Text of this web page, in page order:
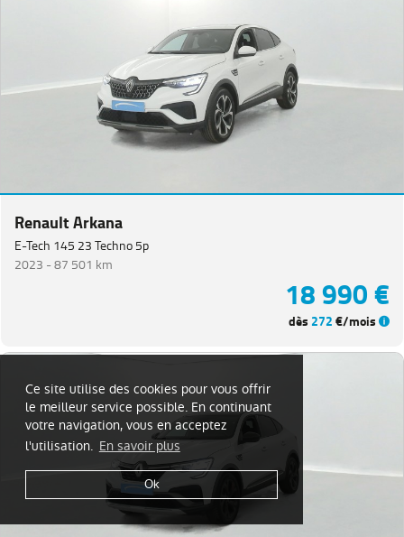
Ce site utilise des cookies pour vous offrir
le meilleur service possible. En continuant
votre navigation, vous en acceptez
l'utilisation. En savoir plus
Ok
Renault Arkana
E-Tech 145 23 Techno 5p
2023 -87 501 km
18 990 €
dès 272€/mois